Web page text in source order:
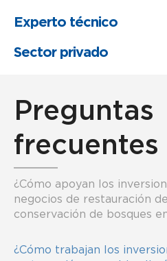
Experto técnico
Sector privado
Preguntas
frecuentes
¿Cómo apoyan los
negocios de restauración
conservación de bosques
¿Cómo trabajan los